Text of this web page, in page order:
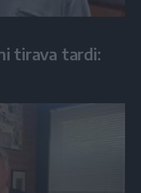
tirava tardi: